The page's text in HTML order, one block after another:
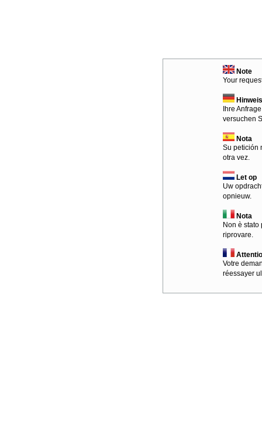
Note
Your
Hinweis
Ihre
versuchen
Nota
Su petición
otra vez.
Let op
Uw
opnieuw.
Nota
Non è
riprovare.
Votre
réessayer